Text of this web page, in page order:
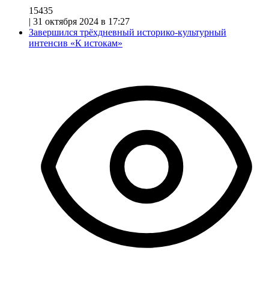
15435
| 31 октября 2024 в 17:27
Завершился трёхдневный историко-культурный
интенсив «К истокам»